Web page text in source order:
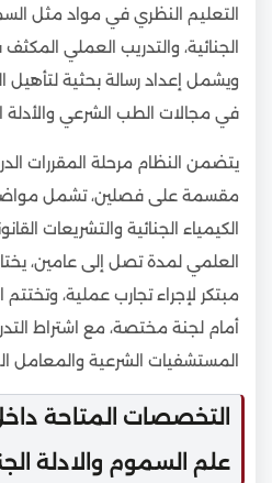
التعليم النظري في مواد مثل
الجنائية، والتدريب العملي
ويشمل إعداد رسالة بحثية
في مجالات الطب الشرعي والأدلة
يتضمن النظام مرحلة المقررات
مقسمة على فصلين، تشمل
الكيمياء الجنائية والتشريعات
العلمي لمدة تصل إلى عامين،
مبتكر لإجراء تجارب عملية، وتختتم
أمام لجنة مختصة، مع اشتراط
المستشفيات الشرعية والمعامل
التخصصات المتاحة
علم السموم والادلة